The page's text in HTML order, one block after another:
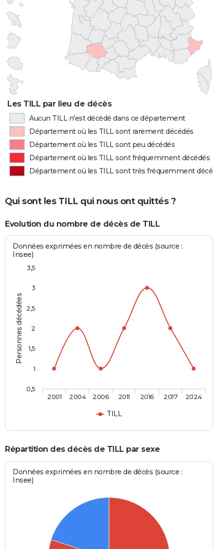
Les TILL par lieu de décès
Aucun TILL n'est décédé dans ce département
Département où les TILL sont rarement décédés
Département où les TILL sont peu décédés
Département où les TILL sont fréquemment décédés
Département où les TILL sont très fréquemment
Qui sont les TILL qui nous ont quittés ?
Evolution du nombre de décès de TILL
Personnes décédées
Données exprimées en nombre de décès (source :
Insee)
TILL
2001 2004 2006 2011 2016 2017 2024
0,5
1
1,5
2
2,5
3
3,5
Répartition des décès de TILL par sexe
Données exprimées en nombre de décès (source :
Insee)